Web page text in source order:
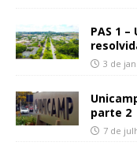
PAS 1
3 de
parte 2
7 de